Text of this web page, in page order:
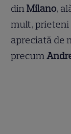
dinMilano,
mult, prieteni
apreciată de
precum